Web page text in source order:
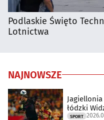
Podlaskie Święto
Lotnictwa
NAJNOWSZE
łódzki
SPORT